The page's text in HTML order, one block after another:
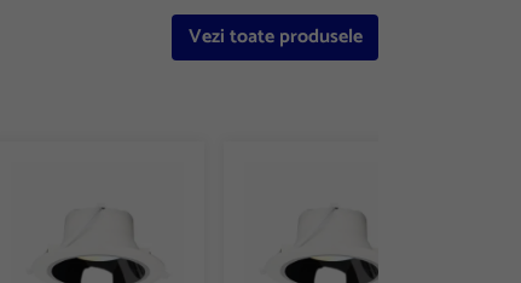
Vezi toate produsele